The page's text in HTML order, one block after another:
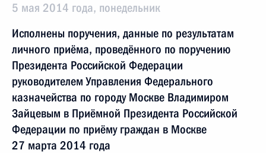
5 мая 2014 года, понедельник
Исполнены поручения, данные по результатам
личного приёма, проведённого по поручению
Президента Российской Федерации
руководителем Управления Федерального
казначейства по городу Москве Владимиром
Зайцевым в Приёмной Президента Российской
Федерации по приёму граждан в Москве
27 марта 2014 года